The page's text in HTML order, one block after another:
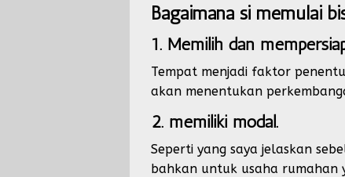
Bagaimana si memulai
1. Memilih dan
Tempat menjadi faktor
akan menentukan
2. memiliki modal.
Seperti yang saya jelaskan
bahkan untuk usaha rumahan